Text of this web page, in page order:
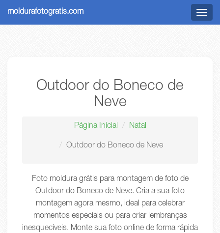
Menu
moldurafotogratis.com
Outdoor do Boneco de
Neve
Página Inicial Natal
Outdoor do Boneco de Neve
Foto moldura grátis para montagem de foto de
Outdoor do Boneco de Neve. Cria a sua foto
montagem agora mesmo, ideal para celebrar
momentos especiais ou para criar lembranças
inesquecíveis. Monte sua foto online de forma rápida